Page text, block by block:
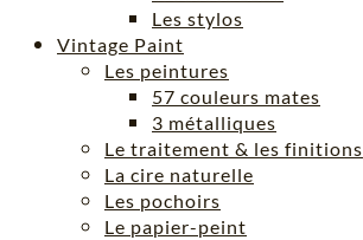
Les stylos
Vintage Paint
Les peintures
57 couleurs mates
3 métalliques
Le traitement & les finitions
La cire naturelle
Les pochoirs
Le papier-peint